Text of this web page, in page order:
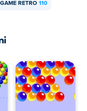
GAME RETRO 110